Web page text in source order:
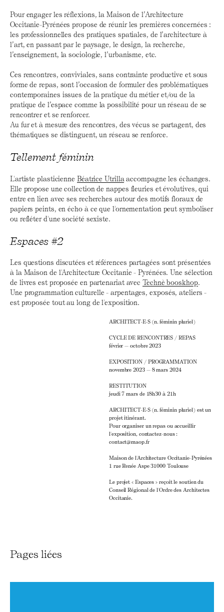
Pour engager les réflexions, la Maison de l’Architecture
Occitanie-Pyrénées propose de réunir les premières concernées :
les professionnelles des pratiques spatiales, de l’architecture à
l’art, en passant par le paysage, le design, la recherche,
l’enseignement, la sociologie, l’urbanisme, etc.
Ces rencontres, conviviales, sans contrainte productive et sous
forme de repas, sont l’occasion de formuler des problématiques
contemporaines issues de la pratique du métier et/ou de la
pratique de l’espace comme la possibilité pour un réseau de se
rencontrer et se renforcer.
Au fur et à mesure des rencontres, des vécus se partagent, des
thématiques se distinguent, un réseau se renforce.
Tellement féminin
L'artiste plasticienne Béatrice Utrillaaccompagne les échanges.
Elle propose une collection de nappes fleuries et évolutives, qui
entre en lien avec ses recherches autour des motifs floraux de
papiers peints, en écho à ce que l'ornementation peut symboliser
ou refléter d'une société sexiste.
Espaces #2
Les questions discutées et références partagées sont présentées
à la Maison de l'Architecture Occitanie - Pyrénées. Une sélection
de livres est proposée en partenariat avecTechnè booskhop.
Une programmation culturelle - arpentages, exposés, ateliers -
est proposée tout au long de l'exposition.
ARCHITECT·E·S (n. féminin pluriel)
CYCLE DE RENCONTRES / REPAS
février — octobre 2023
EXPOSITION / PROGRAMMATION
novembre 2023 — 8 mars 2024
RESTITUTION
jeudi 7 mars de 18h30 à 21h
ARCHITECT·E·S (n. féminin pluriel) est un
projet itinérant.
Pour organiser un repas ou accueillir
l'exposition, contactez-nous :
contact@maop.fr
Maison de l'Architecture Occitanie-Pyrénées
1 rue Renée Aspe 31000 Toulouse
Le projet « Espaces » reçoit le soutien du
Conseil Régional de l'Ordre des Architectes
Occitanie.
Pages liées